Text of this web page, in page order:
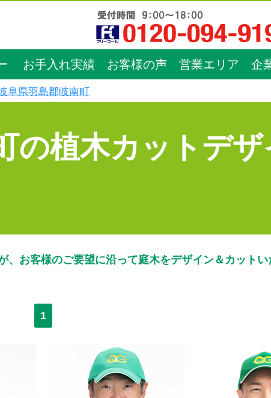
お手入れ実績 お客様の声 営業エリア 企
阜県羽島郡岐南町
の植木カットデザ
お客様のご要望に沿って庭木をデザイン＆カットい
1